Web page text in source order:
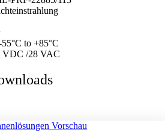
to +85°C
VDC /28 VAC